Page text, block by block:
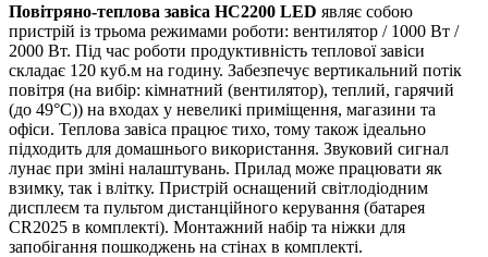
Повітряно-теплова завіса HC2200 LED являє собою
пристрій із трьома режимами роботи: вентилятор / 1000 Вт /
2000 Вт. Під час роботи продуктивність теплової завіси
складає 120 куб.м на годину. Забезпечує вертикальний потік
повітря (на вибір: кімнатний (вентилятор), теплий, гарячий
(до 49°С)) на входах у невеликі приміщення, магазини та
офіси. Теплова завіса працює тихо, тому також ідеально
підходить для домашнього використання. Звуковий сигнал
лунає при зміні налаштувань. Прилад може працювати як
взимку, так і влітку. Пристрій оснащений світлодіодним
дисплеєм та пультом дистанційного керування (батарея
CR2025 в комплекті). Монтажний набір та ніжки для
запобігання пошкоджень на стінах в комплекті.